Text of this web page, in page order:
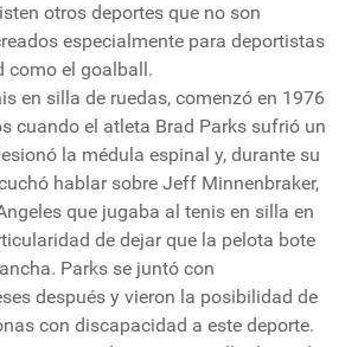
otros deportes que no son
especialmente para deportistas
como el goalball.
en silla de ruedas, comenzó en 1976
cuando el atleta Brad Parks sufrió un
la médula espinal y, durante su
hablar sobre Jeff Minnenbraker,
que jugaba al tenis en silla en
de dejar que la pelota bote
Parks se juntó con
después y vieron la posibilidad de
con discapacidad a este deporte.